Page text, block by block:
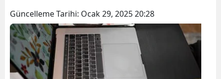
Aydın
Balıkesir
Bilecik
Bingöl
Güncelleme Tarihi: Ocak 29, 2025 20:28